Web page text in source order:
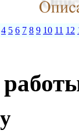
4 5 6 7 8 9 10 11 12